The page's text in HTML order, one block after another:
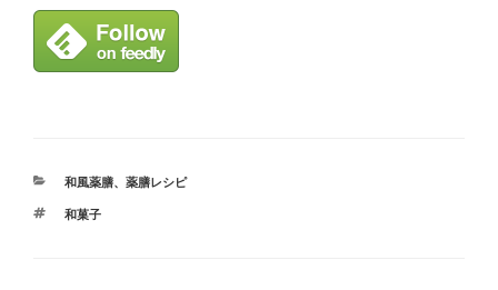
カ
ゴ
和風薬膳、 薬膳レシピ
タ
和菓子